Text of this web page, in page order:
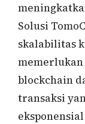
Solusi
skalabilitas
memerlukan
blockchain
transaksi